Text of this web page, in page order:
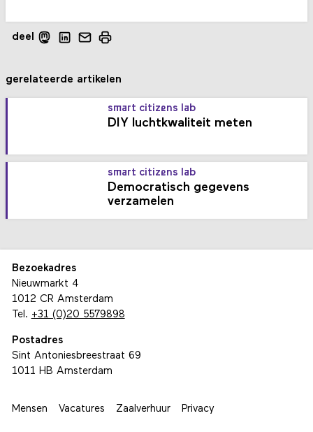
deel
gerelateerde artikelen
smart citizens lab
DIY luchtkwaliteit meten
smart citizens lab
Democratisch gegevens
verzamelen
Bezoekadres
Nieuwmarkt 4
1012 CR Amsterdam
Tel. +31 (0)20 5579898
Postadres
Sint Antoniesbreestraat 69
1011 HB Amsterdam
Mensen Vacatures Zaalverhuur Privacy